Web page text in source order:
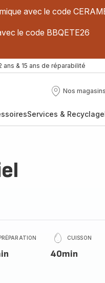
avec le code
le code BBQETE26
ans & 15 ans de réparabilité
Nos magasins
Nos
Services & Recyclage
CUISSON
40min